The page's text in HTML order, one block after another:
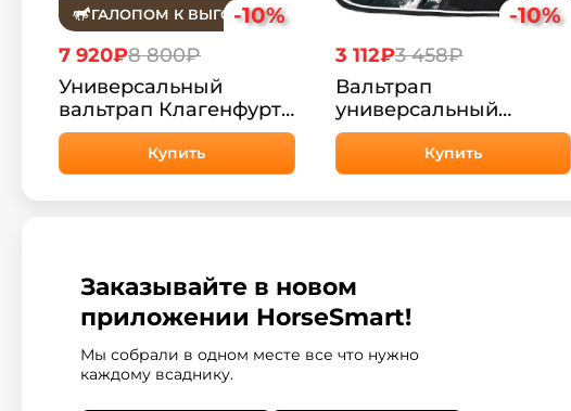
ГАЛОПОМ К ВЫГОДЕ-10%
7 920₽8 800₽
Универсальный
вальтрап Клагенфурт
HorsePlanet
Купить
-10%
3 112₽3 458₽
Вальтрап
универсальный
Сальсбург HorsePlanet
Купить
Заказывайте в новом
приложении HorseSmart!
Мы собрали в одном месте все что нужно
каждому всаднику.